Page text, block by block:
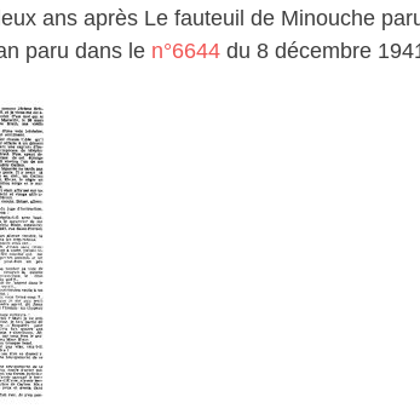
ans après Le fauteuil de Minouche
paru dans le n°6644 du 8 décembre